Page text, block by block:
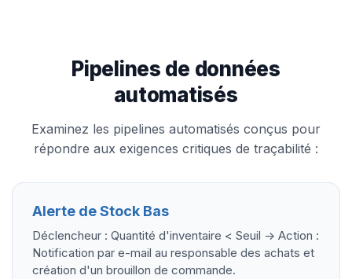
Pipelines de données
automatisés
Examinez les pipelines automatisés conçus pour
répondre aux exigences critiques de traçabilité :
Alerte de Stock Bas
Déclencheur : Quantité d'inventaire < Seuil -> Action :
Notification par e-mail au responsable des achats et
création d'un brouillon de commande.